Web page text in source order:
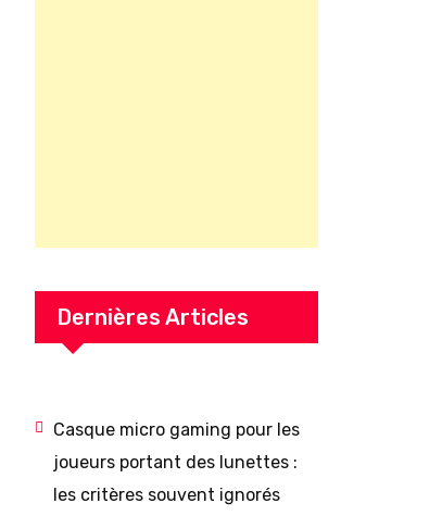
Dernières Articles
Casque micro gaming pour les
joueurs portant des lunettes :
les critères souvent ignorés